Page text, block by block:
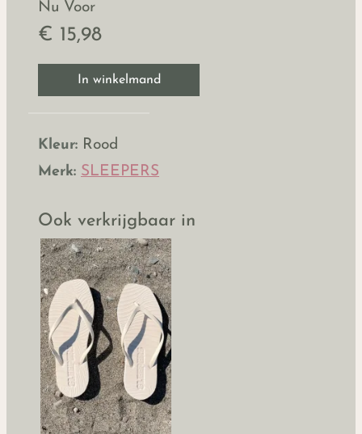
Nu Voor
€ 15,98
In winkelmand
Kleur: Rood
Merk: SLEEPERS
Ook verkrijgbaar in